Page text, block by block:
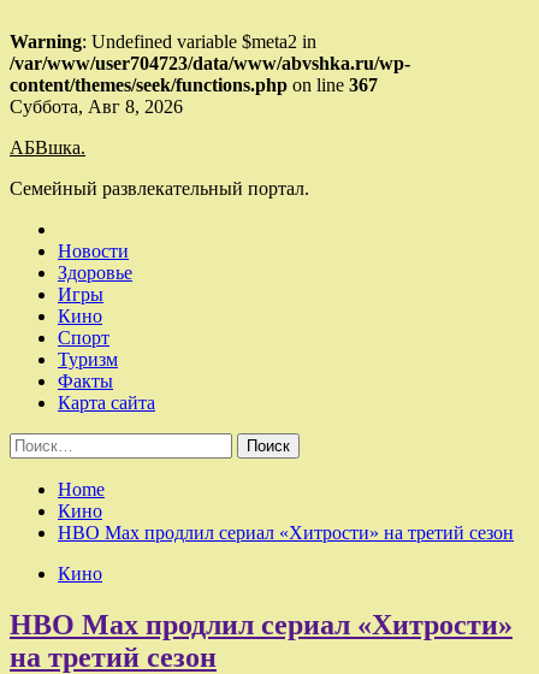
Warning: Undefined variable $meta2 in
/var/www/user704723/data/www/abvshka.ru/wp-
content/themes/seek/functions.php on line 367
Skip
content
Суббота, Авг 8, 2026
АБВшка.
Семейный развлекательный портал.
Новости
Здоровье
Игры
Кино
Спорт
Туризм
Факты
Карта сайта
Найти:
Home
Кино
HBO Max продлил сериал «Хитрости» на третий сезон
Кино
HBO Max продлил сериал «Хитрости»
на третий сезон